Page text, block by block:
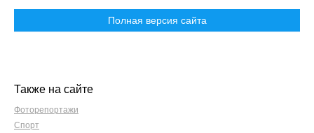
Полная версия сайта
Также на сайте
Фоторепортажи
Спорт